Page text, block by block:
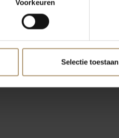
Voorkeuren
Selectie toestaan